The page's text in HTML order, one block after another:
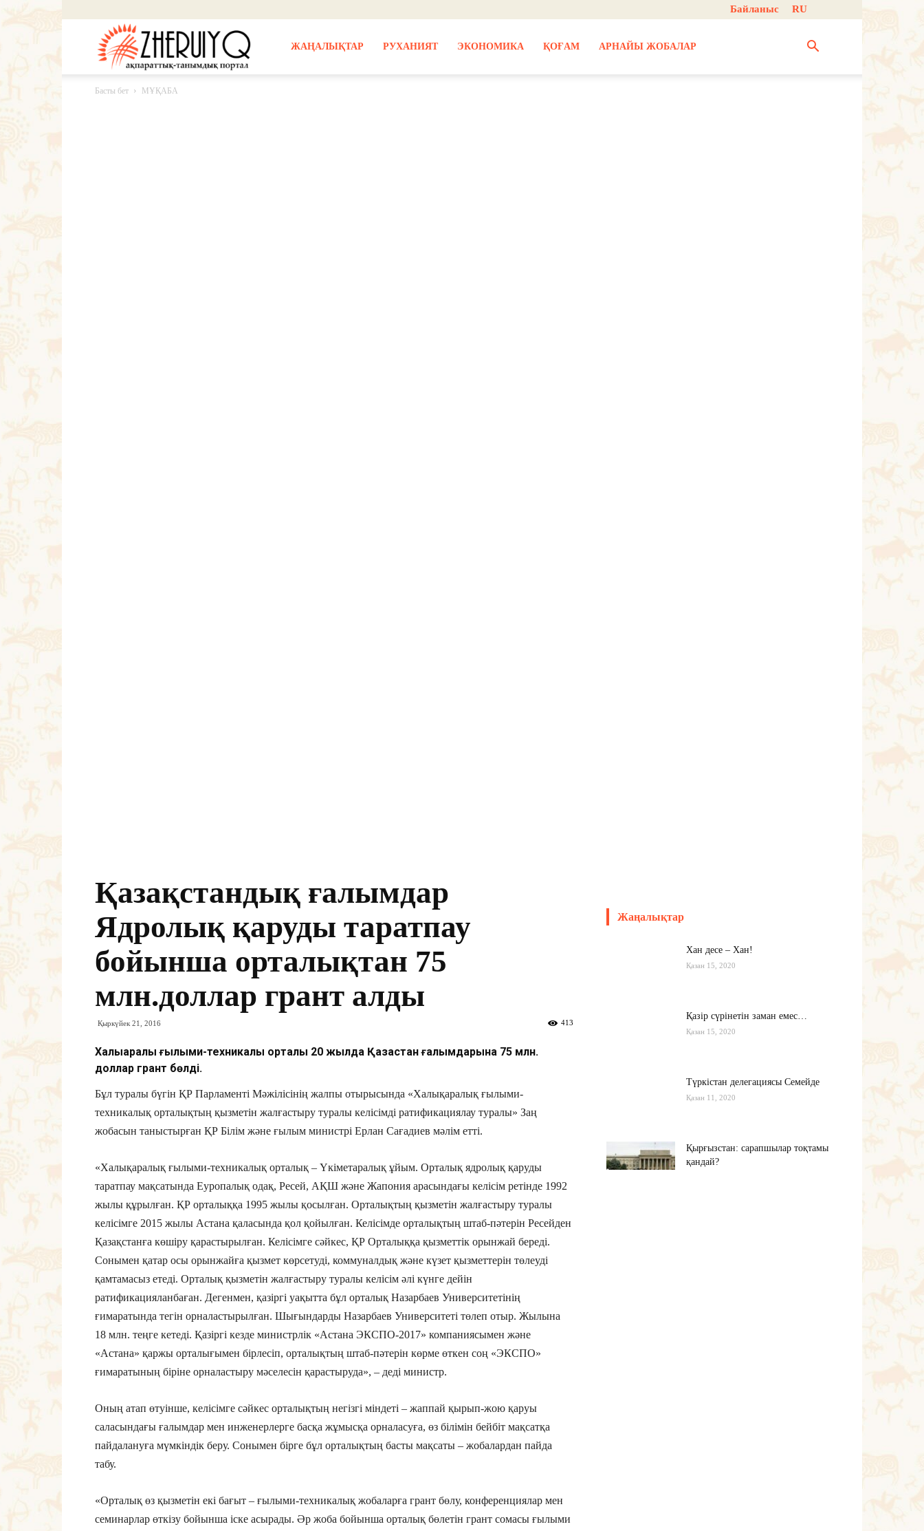
Байланыс RU
ЖАҢАЛЫҚТАР РУХАНИЯТ ЭКОНОМИКА ҚОҒАМ АРНАЙЫ ЖОБАЛАР
Басты бет МҰҚАБА
Қазақстандық ғалымдар
Ядролық қаруды таратпау
бойынша орталықтан 75
млн.доллар грант алды
Қыркүйек 21, 2016 413
Халықаралық ғылыми-техникалық орталық 20 жылда Қазақстан ғалымдарына 75 млн.
доллар грант бөлді.
Бұл туралы бүгін ҚР Парламенті Мәжілісінің жалпы отырысында «Халықаралық ғылыми-
техникалық орталықтың қызметін жалғастыру туралы келісімді ратификациялау туралы» Заң
жобасын таныстырған ҚР Білім және ғылым министрі Ерлан Сағадиев мәлім етті.
«Халықаралық ғылыми-техникалық орталық – Үкіметаралық ұйым. Орталық ядролық қаруды
таратпау мақсатында Еуропалық одақ, Ресей, АҚШ және Жапония арасындағы келісім ретінде 1992
жылы құрылған. ҚР орталыққа 1995 жылы қосылған. Орталықтың қызметін жалғастыру туралы
келісімге 2015 жылы Астана қаласында қол қойылған. Келісімде орталықтың штаб-пәтерін Ресейден
Қазақстанға көшіру қарастырылған. Келісімге сәйкес, ҚР Орталыққа қызметтік орынжай береді.
Сонымен қатар осы орынжайға қызмет көрсетуді, коммуналдық және күзет қызметтерін төлеуді
қамтамасыз етеді. Орталық қызметін жалғастыру туралы келісім әлі күнге дейін
ратификацияланбаған. Дегенмен, қазіргі уақытта бұл орталық Назарбаев Университетінің
ғимаратында тегін орналастырылған. Шығындарды Назарбаев Университеті төлеп отыр. Жылына
18 млн. теңге кетеді. Қазіргі кезде министрлік «Астана ЭКСПО-2017» компаниясымен және
«Астана» қаржы орталығымен бірлесіп, орталықтың штаб-пәтерін көрме өткен соң «ЭКСПО»
ғимаратының біріне орналастыру мәселесін қарастыруда», – деді министр.
Оның атап өтуінше, келісімге сәйкес орталықтың негізгі міндеті – жаппай қырып-жою қаруы
саласындағы ғалымдар мен инженерлерге басқа жұмысқа орналасуға, өз білімін бейбіт мақсатқа
пайдалануға мүмкіндік беру. Сонымен бірге бұл орталықтың басты мақсаты – жобалардан пайда
табу.
«Орталық өз қызметін екі бағыт – ғылыми-техникалық жобаларға грант бөлу, конференциялар мен
семинарлар өткізу бойынша іске асырады. Әр жоба бойынша орталық бөлетін грант сомасы ғылыми
Жаңалықтар
Хан десе – Хан!
Қазан 15, 2020
Қазір сүрінетін заман емес…
Қазан 15, 2020
Түркістан делегациясы Семейде
Қазан 11, 2020
Қырғызстан: сарапшылар тоқтамы
қандай?